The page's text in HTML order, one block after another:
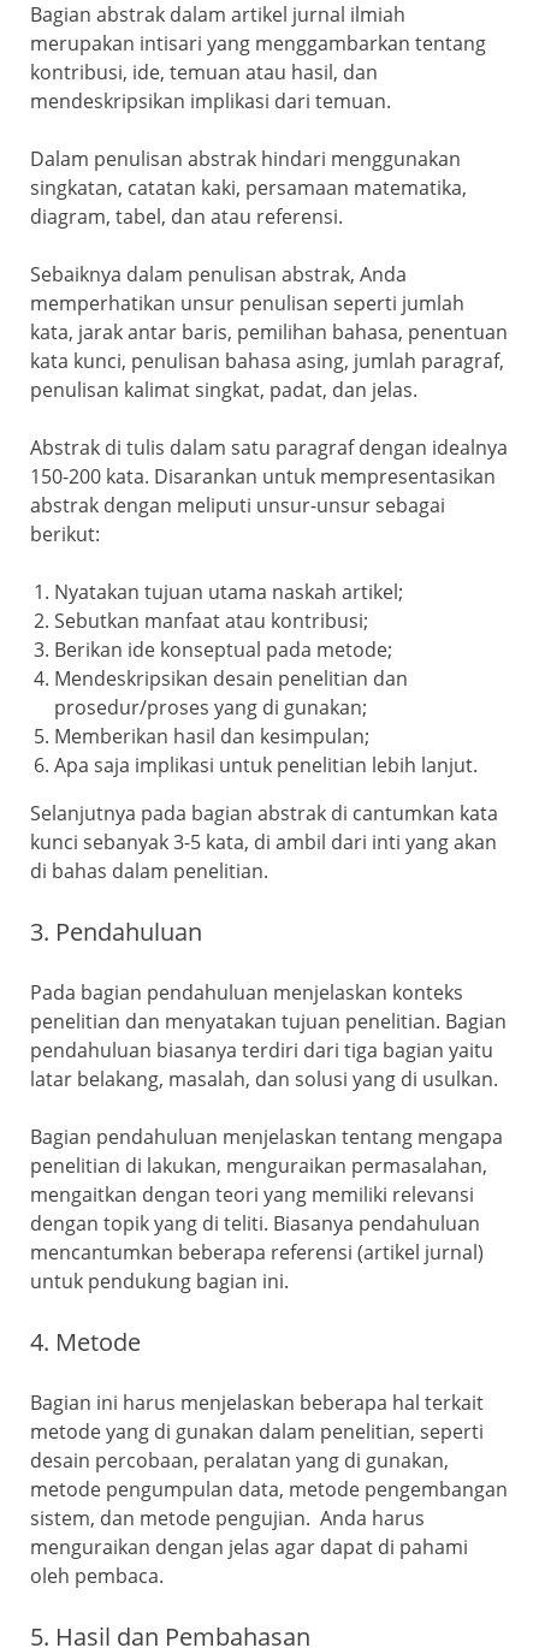
Bagian abstrak dalam artikel jurnal ilmiah
merupakan intisari yang menggambarkan tentang
kontribusi, ide, temuan atau hasil, dan
mendeskripsikan implikasi dari temuan.
Dalam penulisan abstrak hindari menggunakan
singkatan, catatan kaki, persamaan matematika,
diagram, tabel, dan atau referensi.
Sebaiknya dalam penulisan abstrak, Anda
memperhatikan unsur penulisan seperti jumlah
kata, jarak antar baris, pemilihan bahasa, penentuan
kata kunci, penulisan bahasa asing, jumlah paragraf,
penulisan kalimat singkat, padat, dan jelas.
Abstrak di tulis dalam satu paragraf dengan idealnya
150-200 kata. Disarankan untuk mempresentasikan
abstrak dengan meliputi unsur-unsur sebagai
berikut:
Nyatakan tujuan utama naskah artikel;
Sebutkan manfaat atau kontribusi;
Berikan ide konseptual pada metode;
Mendeskripsikan desain penelitian dan
prosedur/proses yang di gunakan;
Memberikan hasil dan kesimpulan;
Apa saja implikasi untuk penelitian lebih lanjut.
Selanjutnya pada bagian abstrak di cantumkan kata
kunci sebanyak 3-5 kata, di ambil dari inti yang akan
di bahas dalam penelitian.
3. Pendahuluan
Pada bagian pendahuluan menjelaskan konteks
penelitian dan menyatakan tujuan penelitian. Bagian
pendahuluan biasanya terdiri dari tiga bagian yaitu
latar belakang, masalah, dan solusi yang di usulkan.
Bagian pendahuluan menjelaskan tentang mengapa
penelitian di lakukan, menguraikan permasalahan,
mengaitkan dengan teori yang memiliki relevansi
dengan topik yang di teliti. Biasanya pendahuluan
mencantumkan beberapa referensi (artikel jurnal)
untuk pendukung bagian ini.
4. Metode
Bagian ini harus menjelaskan beberapa hal terkait
metode yang di gunakan dalam penelitian, seperti
desain percobaan, peralatan yang di gunakan,
metode pengumpulan data, metode pengembangan
sistem, dan metode pengujian. Anda harus
menguraikan dengan jelas agar dapat di pahami
oleh pembaca.
5. Hasil dan Pembahasan